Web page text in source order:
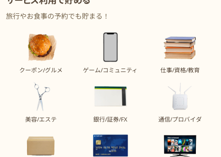
旅行やお食事の予約でも貯まる！
クーポン/グルメ ゲーム/コミュニティ 仕事/資格/教育
美容/エステ 銀行/証券/FX 通信/プロバイダ